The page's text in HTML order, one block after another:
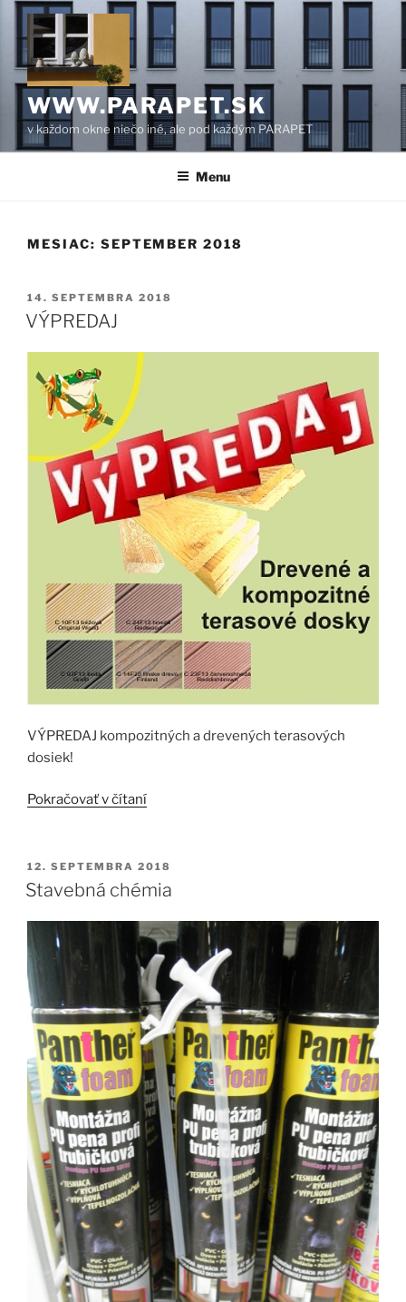
Prejsť
obsah
WWW.PARAPET.SK
v každom okne niečo iné, ale pod každým PARAPET
Menu
MESIAC: SEPTEMBER 2018
PUBLIKOVANÉ
14. SEPTEMBRA 2018
VÝPREDAJ
VÝPREDAJ kompozitných a drevených terasových
dosiek!
Pokračovať v čítaní„VÝPREDAJ“
PUBLIKOVANÉ
12. SEPTEMBRA 2018
Stavebná chémia